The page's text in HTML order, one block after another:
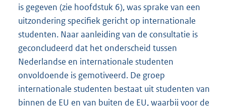
is gegeven (zie hoofdstuk 6), was sprake van een
uitzondering specifiek gericht op internationale
studenten. Naar aanleiding van de consultatie is
geconcludeerd dat het onderscheid tussen
Nederlandse en internationale studenten
onvoldoende is gemotiveerd. De groep
internationale studenten bestaat uit studenten van
binnen de EU en van buiten de EU, waarbij voor de